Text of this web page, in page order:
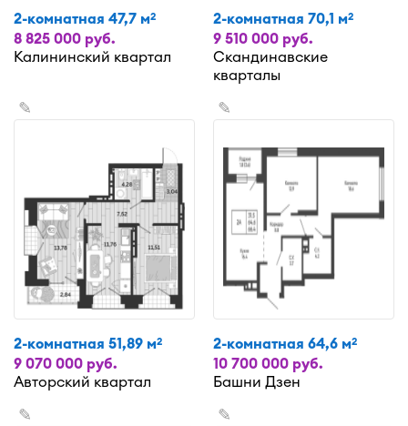
2-комнатная 47,7 м2
8 825 000 руб.
Калининский квартал
2-комнатная 70,1 м2
9 510 000 руб.
Скандинавские
кварталы
✎
2-комнатная 51,89 м2
9 070 000 руб.
Авторский квартал
✎
2-комнатная 64,6 м2
10 700 000 руб.
Башни Дзен
✎ ✎